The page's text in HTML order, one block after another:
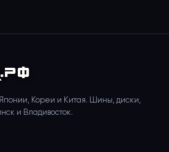
.РФ
Кореи и Китая. Шины, диски,
и Владивосток.